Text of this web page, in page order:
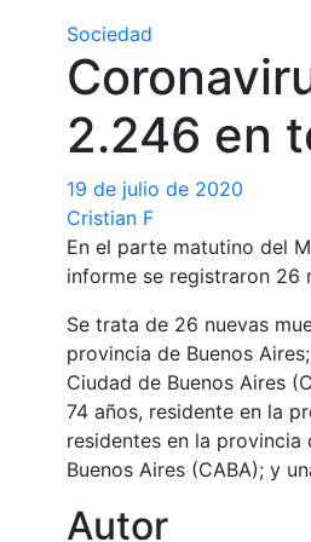
Sociedad
2.246 en
19 de julio de 2020
Cristian F
En el parte matutino del
informe se registraron 26
Se trata de 26 nuevas
provincia de Buenos
Ciudad de Buenos Aires
74 años, residente en la
residentes en la provincia
Buenos Aires (CABA); y
Autor